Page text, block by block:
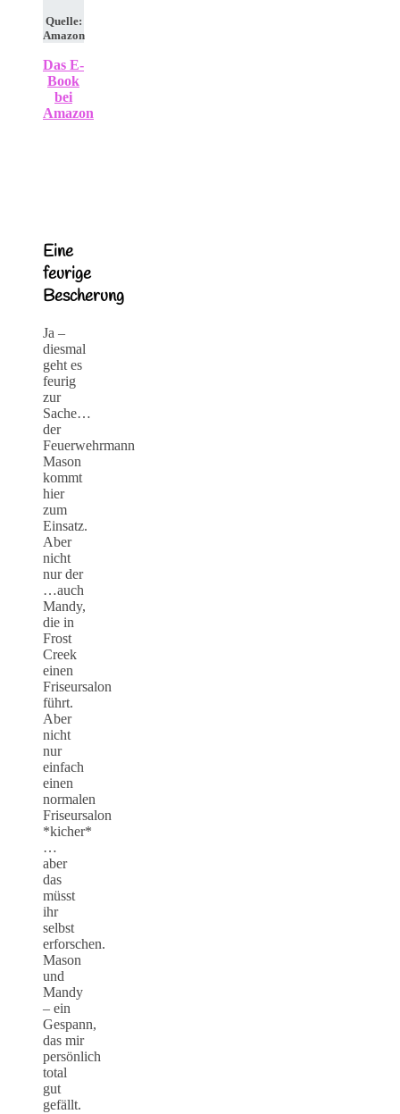
Quelle:
Amazon
Das E-
Book
bei
Amazon
Eine
feurige
Bescherung
Ja –
diesmal
geht es
feurig
zur
Sache…
der
Feuerwehrmann
Mason
kommt
hier
zum
Einsatz.
Aber
nicht
nur der
…auch
Mandy,
die in
Frost
Creek
einen
Friseursalon
führt.
Aber
nicht
nur
einfach
einen
normalen
Friseursalon
*kicher*
…
aber
das
müsst
ihr
selbst
erforschen.
Mason
und
Mandy
– ein
Gespann,
das mir
persönlich
total
gut
gefällt.